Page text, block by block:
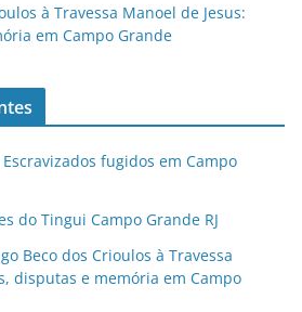
à Travessa Manoel de Jesus:
em Campo Grande
Escravizados fugidos em Campo
do Tingui Campo Grande RJ
Beco dos Crioulos à Travessa
disputas e memória em Campo